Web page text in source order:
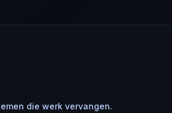
die werk vervangen.